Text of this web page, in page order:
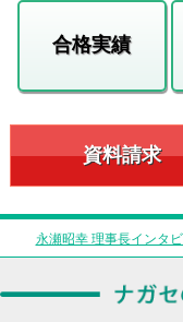
合格実績
資料請求
永瀬昭幸 理事長インタ